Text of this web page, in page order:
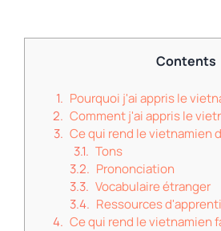
Contents
Pourquoi j'ai appris le
Comment j'ai appris le
Ce qui rend le vietnamien
Tons
Prononciation
Vocabulaire étranger
Ressources
Ce qui rend le vietnamien